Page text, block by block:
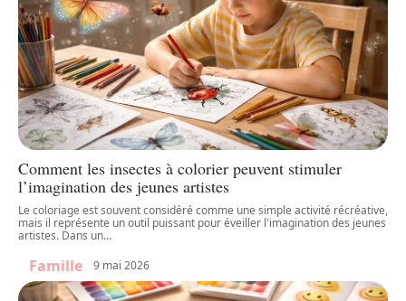
Comment les insectes à colorier peuvent stimuler
l’imagination des jeunes artistes
Le coloriage est souvent considéré comme une simple activité récréative,
mais il représente un outil puissant pour éveiller l'imagination des jeunes
artistes. Dans un…
Famille 9 mai 2026